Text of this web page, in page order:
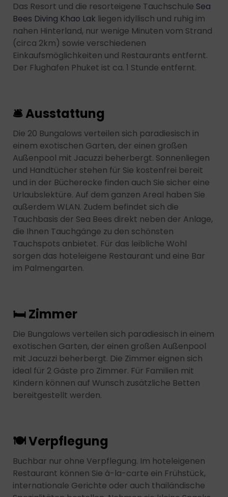
Das Resort und die resorteigene Tauchschule Sea
Bees Diving Khao Lak liegen idyllisch und ruhig im
nahen Hinterland, nur wenige Minuten vom Strand
(circa 2km) sowie verschiedenen
Einkaufsmöglichkeiten und Restaurants entfernt.
Der Flughafen Phuket ist ca. 1 Stunde entfernt.
🛎 Ausstattung
Die 20 Bungalows verteilen sich paradiesisch in
einem exotischen Garten, der einen großen
Außenpool mit Jacuzzi beherbergt. Sonnenliegen
und Handtücher stehen für Sie kostenfrei bereit
und in der Bücherecke finden auch Sie sicher eine
Urlaubslektüre. Auf dem ganzen Areal haben Sie
außerdem WLAN. Zudem befindet sich die
Tauchbasis der Sea Bees direkt neben der Anlage,
die Ihnen Tauchgänge zu den schönsten
Tauchspots anbietet. Für das leibliche Wohl
sorgen das hoteleigene Restaurant und eine Bar
im Palmengarten.
🛏 Zimmer
Die Bungalows verteilen sich paradiesisch in einem
exotischen Garten, der einen großen Außenpool
mit Jacuzzi beherbergt. Die Zimmer eignen sich
ideal für 2 Gäste pro Zimmer. Für Familien mit
Kindern können auf Wunsch zusätzliche Betten
bereitgestellt werden.
🍽 Verpflegung
Buchbar nur ohne Verpflegung. Im hoteleigenen
Restaurant können Sie à-la-carte ein Frühstück,
internationale Gerichte oder auch thailändische